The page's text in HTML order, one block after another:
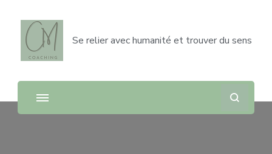
Se relier avec humanité et trouver du sens